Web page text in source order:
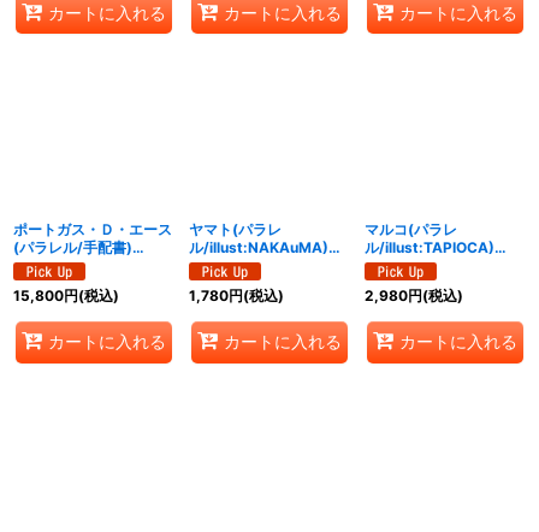
カートに入れる カートに入れる カートに入れる
ポートガス・Ｄ・エース
(パラレル/手配書)
【SP】{OP13-119}
15,800円(税込)
カートに入れる
ヤマト(パラレ
ル/illust:NAKAuMA)
【SR/P】{OP13-054}
1,780円(税込)
カートに入れる
マルコ(パラレ
ル/illust:TAPIOCA)
【SR/P】{PRB02-008}
2,980円(税込)
カートに入れる